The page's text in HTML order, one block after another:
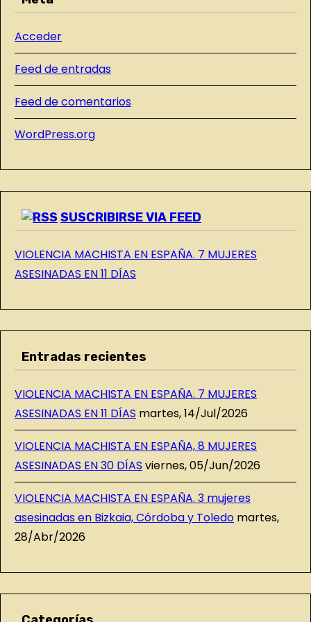
A
D
E
L
B
G
Acceder
Feed de entradas
Feed de comentarios
WordPress.org
SUSCRIBIRSE VIA FEED
VIOLENCIA MACHISTA EN ESPAÑA. 7 MUJERES
ASESINADAS EN 11 DÍAS
Entradas recientes
VIOLENCIA MACHISTA EN ESPAÑA. 7 MUJERES
ASESINADAS EN 11 DÍAS martes, 14/Jul/2026
VIOLENCIA MACHISTA EN ESPAÑA, 8 MUJERES
ASESINADAS EN 30 DÍAS viernes, 05/Jun/2026
VIOLENCIA MACHISTA EN ESPAÑA. 3 mujeres
asesinadas en Bizkaia, Córdoba y Toledo martes,
28/Abr/2026